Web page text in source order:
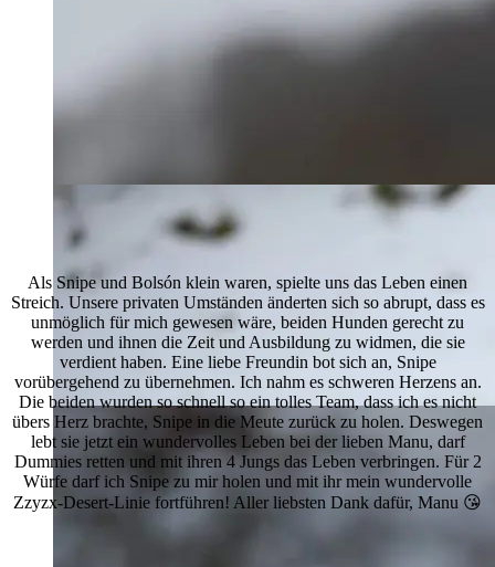
Als Snipe und Bolsón klein waren, spielte uns das Leben einen
Streich. Unsere privaten Umständen änderten sich so abrupt, dass es
unmöglich für mich gewesen wäre, beiden Hunden gerecht zu
werden und ihnen die Zeit und Ausbildung zu widmen, die sie
verdient haben. Eine liebe Freundin bot sich an, Snipe
vorübergehend zu übernehmen. Ich nahm es schweren Herzens an.
Die beiden wurden so schnell so ein tolles Team, dass ich es nicht
übers Herz brachte, Snipe in die Meute zurück zu holen. Deswegen
lebt sie jetzt ein wundervolles Leben bei der lieben Manu, darf
Dummies retten und mit ihren 4 Jungs das Leben verbringen. Für 2
Würfe darf ich Snipe zu mir holen und mit ihr mein wundervolle
Zzyzx-Desert-Linie fortführen! Aller liebsten Dank dafür, Manu 😘